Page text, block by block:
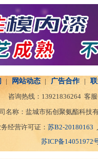
| 网站动态 | 广告合作 |
咨询热线： 13921836264 客
名称：盐城市拓创聚氨酯科技
经营许可证： 苏B2-20180163
苏ICP备14051972